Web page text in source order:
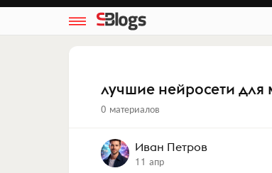
лучшие нейросети для
0 материалов
Иван Петров
11 апр